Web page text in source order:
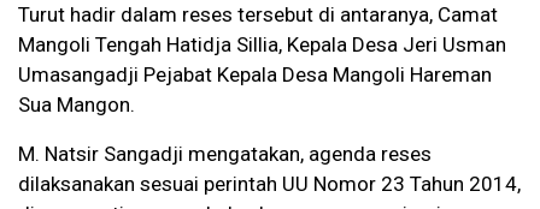
Turut hadir dalam reses tersebut di antaranya, Camat
Mangoli Tengah Hatidja Sillia, Kepala Desa Jeri Usman
Umasangadji Pejabat Kepala Desa Mangoli Hareman
Sua Mangon.
M. Natsir Sangadji mengatakan, agenda reses
dilaksanakan sesuai perintah UU Nomor 23 Tahun 2014,